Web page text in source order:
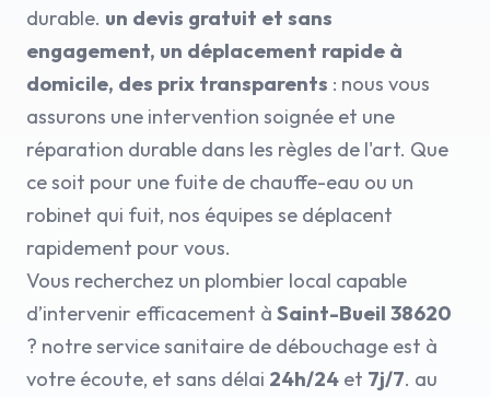
durable. un devis gratuit et sans
engagement, un déplacement rapide à
domicile, des prix transparents : nous vous
assurons une intervention soignée et une
réparation durable dans les règles de l'art. Que
ce soit pour une fuite de chauffe-eau ou un
robinet qui fuit, nos équipes se déplacent
rapidement pour vous.
Vous recherchez un plombier local capable
d’intervenir efficacement à Saint-Bueil 38620
? notre service sanitaire de débouchage est à
votre écoute, et sans délai 24h/24 et 7j/7. au